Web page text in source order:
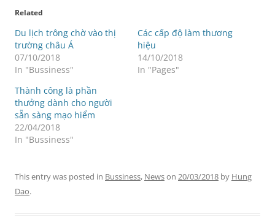
Related
Du lịch trông chờ vào thị
trường châu Á
07/10/2018
In "Bussiness"
Các cấp độ làm thương
hiệu
14/10/2018
In "Pages"
Thành công là phần
thưởng dành cho người
sẵn sàng mạo hiểm
22/04/2018
In "Bussiness"
This entry was posted in Bussiness, Newson 20/03/2018 by Hung
Dao.